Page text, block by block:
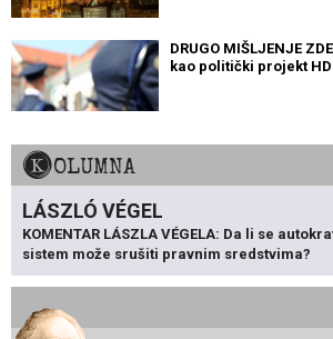
DRUGO MIŠLJENJE
kao politički projekt
KOLUMNA
LÁSZLÓ VÉGEL
KOMENTAR LÁSZLA VÉGELA: Da li se
sistem može srušiti pravnim sredstvima?